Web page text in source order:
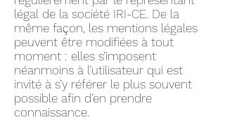
légal de la société IRI-CE. De la
même façon, les mentions légales
peuvent être modifiées à tout
moment : elles s’imposent
néanmoins à l’utilisateur qui est
invité à s’y référer le plus souvent
possible afin d’en prendre
connaissance.